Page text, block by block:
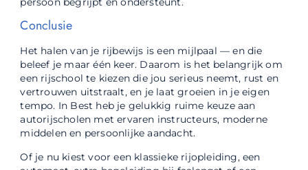
Conclusie
Het halen van je rijbewijs is een mijlpaal — en die
beleef je maar één keer. Daarom is het belangrijk om
een rijschool te kiezen die jou serieus neemt, rust en
vertrouwen uitstraalt, en je laat groeien in je eigen
tempo. In Best heb je gelukkig ruime keuze aan
autorijscholen met ervaren instructeurs, moderne
middelen en persoonlijke aandacht.
Of je nu kiest voor een klassieke rijopleiding, een